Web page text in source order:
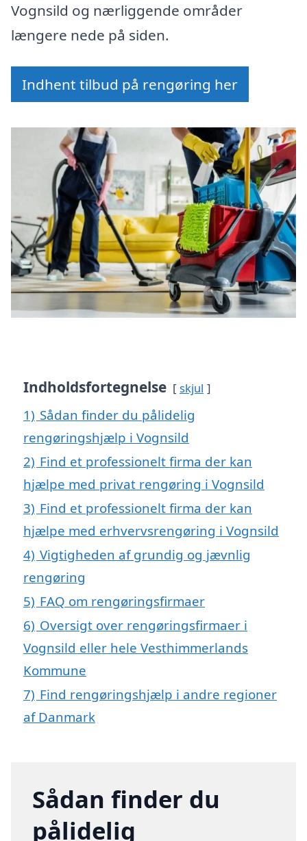
Vognsild og nærliggende områder
længere nede på siden.
Indhent tilbud på rengøring her
Indholdsfortegnelse skjul
1) Sådan finder du pålidelig
rengøringshjælp i Vognsild
2) Find et professionelt firma der kan
hjælpe med privat rengøring i Vognsild
3) Find et professionelt firma der kan
hjælpe med erhvervsrengøring i Vognsild
4) Vigtigheden af grundig og jævnlig
rengøring
5) FAQ om rengøringsfirmaer
6) Oversigt over rengøringsfirmaer i
Vognsild eller hele Vesthimmerlands
Kommune
7) Find rengøringshjælp i andre regioner
af Danmark
Sådan finder du
pålidelig